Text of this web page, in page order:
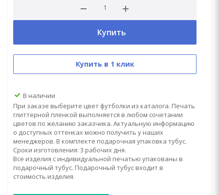
Купить
Купить в 1 клик
В наличии
При заказе выберите цвет футболки из каталога. Печать
глиттерной пленкой выполняется в любом сочетании
цветов по желанию заказчика. Актуальную информацию
о доступных оттенках можно получить у наших
менеджеров. В комплекте подарочная упаковка тубус.
Сроки изготовления: 3 рабочих дня.
Все изделия с индивидуальной печатью упакованы в
подарочный тубус. Подарочный тубус входит в
стоимость изделия.